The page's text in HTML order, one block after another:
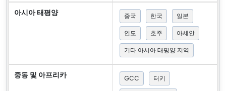
아시아 태평양 중국 한국
일본
인도
호주
아세안
기타 아시아 태평양 지역
중동 및 아프리카 GCC
터키